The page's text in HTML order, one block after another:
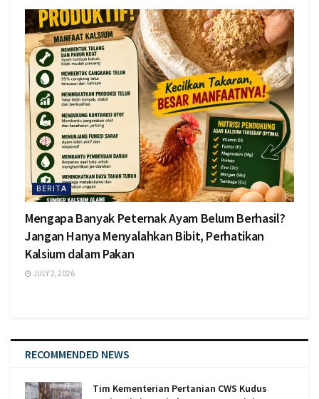
BERITA
Mengapa Banyak Peternak Ayam Belum Berhasil?
Jangan Hanya Menyalahkan Bibit, Perhatikan
Kalsium dalam Pakan
JULY 2, 2026
RECOMMENDED NEWS
Tim Kementerian Pertanian CWS Kudus